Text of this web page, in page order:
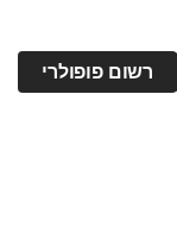
רשום פופולרי